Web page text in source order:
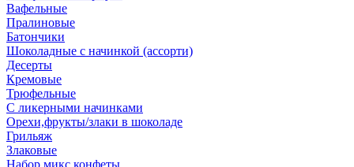
Вафельные
Пралиновые
Батончики
Шоколадные с начинкой (ассорти)
Десерты
Кремовые
Трюфельные
С ликерными начинками
Орехи,фрукты/злаки в шоколаде
Грильяж
Злаковые
Набор микс конфеты